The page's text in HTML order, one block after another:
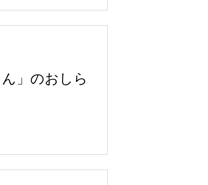
」のおしら